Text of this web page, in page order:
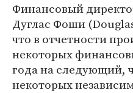
Финансовый
Дуглас Фоши
что в отчетности
некоторых
года на следующий,
некоторых